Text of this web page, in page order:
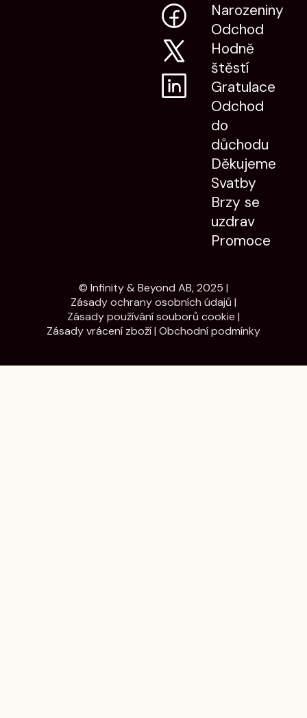
Narozeniny
Odchod
Hodně
štěstí
Gratulace
Odchod
do
důchodu
Děkujeme
Svatby
Brzy se
uzdrav
Promoce
© Infinity & Beyond AB, 2025 |
Zásady ochrany osobních údajů |
Zásady používání souborů cookie |
Zásady vrácení zboží| Obchodní podmínky